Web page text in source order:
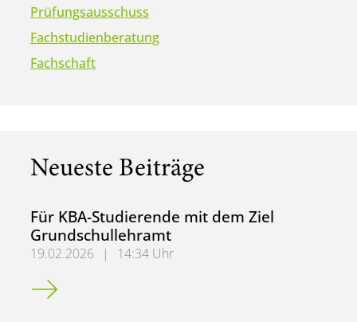
Prüfungsausschuss
Fachstudienberatung
Fachschaft
Neueste Beiträge
Für KBA-Studierende mit dem Ziel
Grundschullehramt
19.02.2026 |
14:34 Uhr
Für KBA-Studierende mit dem Ziel Grundschullehramt